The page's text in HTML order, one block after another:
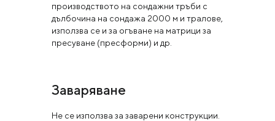
производството на сондажни тръби с
дълбочина на сондажа 2000 м и тралове,
използва се и за огъване на матрици за
пресуване (пресформи) и др.
Заваряване
Не се използва за заварени конструкции.